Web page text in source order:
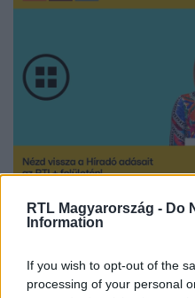
RTL Magyarország - Do
Information
If you wish to opt-out of the
processing of your personal
Nézd vissza a Híradó adásait
Itt állítsd be, hogy az